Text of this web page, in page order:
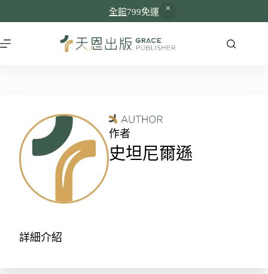
全館799免運
作者
史坦尼爾遜
詳細介紹